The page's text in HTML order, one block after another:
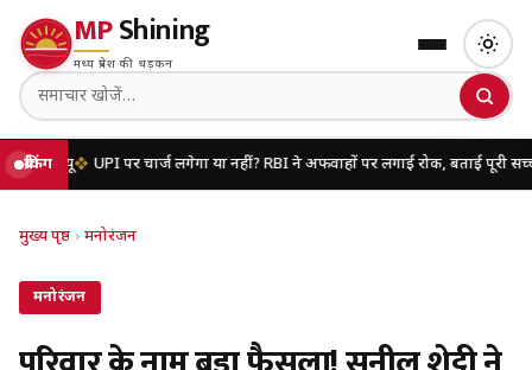
MPShining
मध्य प्रदेश की धड़कन
ब्रेकिंग
UPI पर चार्ज लगेगा या नहीं? RBI ने अफवाहों पर लगाई रोक, बताई पूरी सच्चाई यूपी
मुख्य पृष्ठ › मनोरंजन
मनोरंजन